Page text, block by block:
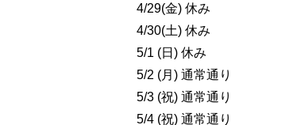
4/29(金) 休み
4/30(土) 休み
5/1 (日) 休み
5/2 (月) 通常通り
5/3 (祝) 通常通り
5/4 (祝) 通常通り